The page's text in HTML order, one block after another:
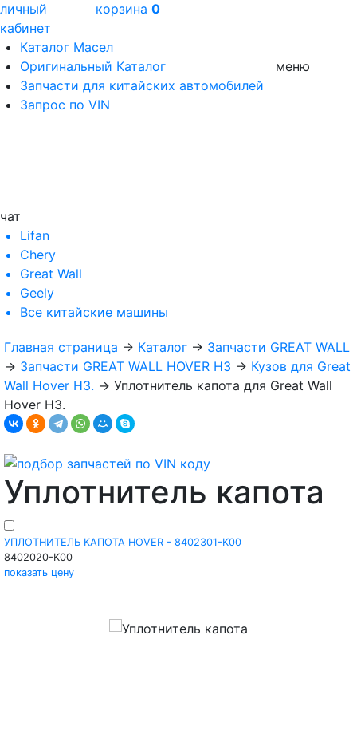
личный
кабинет
корзина 0
Каталог Масел
Оригинальный Каталог
Запчасти для китайских автомобилей
Запрос по VIN
меню
чат
Lifan
Chery
Great Wall
Geely
Все китайские машины
Главная страница → Каталог → Запчасти GREAT WALL
→ Запчасти GREAT WALL HOVER H3 → Кузов для Great
Wall Hover H3. → Уплотнитель капота для Great Wall
Hover H3.
Уплотнитель капота
УПЛОТНИТЕЛЬ КАПОТА HOVER - 8402301-K00
8402020-K00
показать цену